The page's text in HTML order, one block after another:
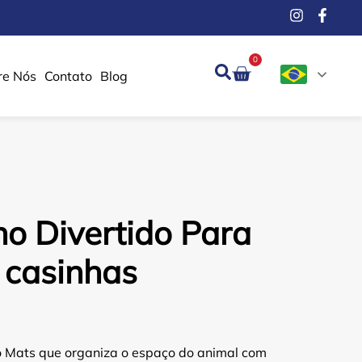
Nós Contato Blog
0
Divertido Para
que organiza o espaço do animal com